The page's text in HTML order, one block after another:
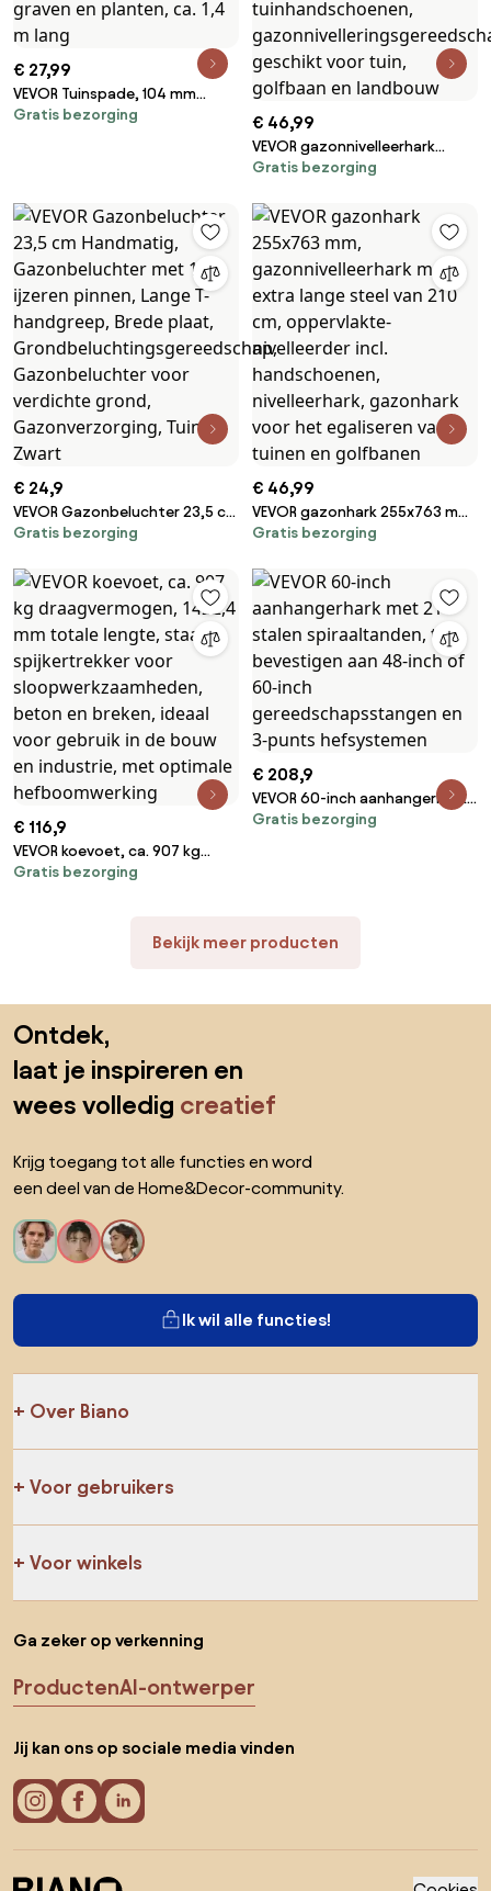
€ 27,99
VEVOR Tuinspade, 104 mm
breed blad, tuinspade,
sleuven graven en planten, ca.
1,4 m lang
Gratis bezorging € 46,99
VEVOR gazonnivelleerhark
758x254 mm, gazontrekker
gazonegalisator inclusief
tuinhandschoenen,
gazonnivelleringsgereedschap,
geschikt voor tuin, golfbaan en
landbouw
Gratis bezorging
€ 24,9
VEVOR Gazonbeluchter 23,5 cm
Handmatig, Gazonbeluchter
handgreep, Brede plaat,
Grondbeluchtingsgereedschap,
Gazonbeluchter voor
verdichte grond,
Gazonverzorging, Tuin, Zwart
Gratis bezorging
€ 46,99
VEVOR gazonhark 255x763 mm,
gazonnivelleerhark met extra
oppervlakte-nivelleerder incl.
handschoenen, nivelleerhark,
gazonhark voor het egaliseren
van tuinen en golfbanen
Gratis bezorging
€ 116,9
VEVOR koevoet, ca. 907 kg
draagvermogen, 1422,4 mm
sloopwerkzaamheden, beton
optimale hefboomwerking
Gratis bezorging
€ 208,9
VEVOR 60-inch aanhangerhark
met 21 stalen spiraaltanden, te
Gratis bezorging
Bekijk meer producten
Ontdek,
laat je inspireren en
wees volledig creatief
Krijg toegang tot alle functies en word
een deel van de Home&Decor-community.
Ik wil alle functies!
Over Biano
Voor gebruikers
Voor winkels
Ga zeker op verkenning
ProductenAI-ontwerper
Jij kan ons op sociale media vinden